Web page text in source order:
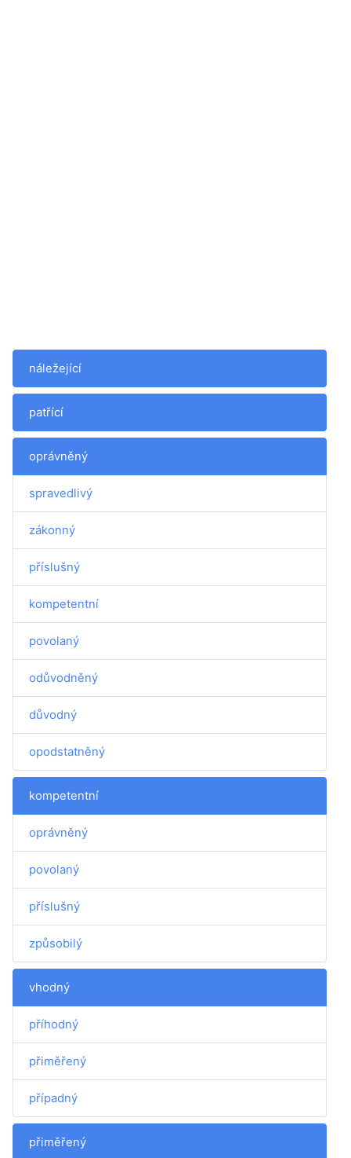
náležející
patřící
oprávněný
spravedlivý
zákonný
příslušný
kompetentní
povolaný
odůvodněný
důvodný
opodstatněný
kompetentní
oprávněný
povolaný
příslušný
způsobilý
vhodný
příhodný
přiměřený
případný
přiměřený